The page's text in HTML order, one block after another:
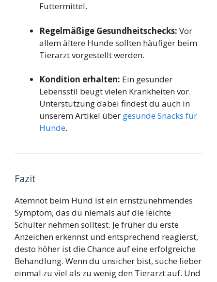
Futtermittel.
Regelmäßige Gesundheitschecks: Vor
allem ältere Hunde sollten häufiger beim
Tierarzt vorgestellt werden.
Kondition erhalten: Ein gesunder
Lebensstil beugt vielen Krankheiten vor.
Unterstützung dabei findest du auch in
unserem Artikel über gesunde Snacks für
Hunde.
Fazit
Atemnot beim Hund ist ein ernstzunehmendes
Symptom, das du niemals auf die leichte
Schulter nehmen solltest. Je früher du erste
Anzeichen erkennst und entsprechend reagierst,
desto höher ist die Chance auf eine erfolgreiche
Behandlung. Wenn du unsicher bist, suche lieber
einmal zu viel als zu wenig den Tierarzt auf. Und